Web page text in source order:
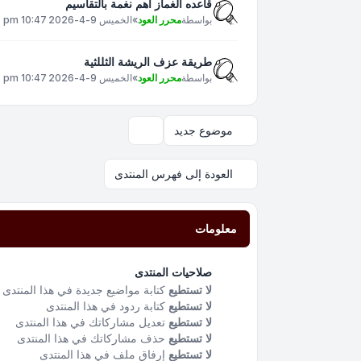
قاعده الغماز اهم نغمة بالتقاسيم
بواسطةمحرر العود»الخميس 9-4-2026 10:47 pm
طريقة عزف الريشة الثللثية
بواسطةمحرر العود»الخميس 9-4-2026 10:47 pm
موضوع جديد
العودة إلى فهرس المنتدى
معلومات
صلاحيات المنتدى
لا تستطيع كتابة مواضيع جديدة في هذا المنتدى
لا تستطيع كتابة ردود في هذا المنتدى
لا تستطيع تعديل مشاركاتك في هذا المنتدى
لا تستطيع حذف مشاركاتك في هذا المنتدى
لا تستطيع إرفاق ملف في هذا المنتدى